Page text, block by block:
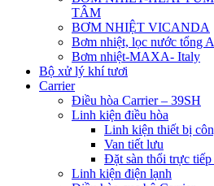
TÂM
BƠM NHIỆT VICANDA
Bơm nhiệt, lọc nước tổng
Bơm nhiệt-MAXA- Italy
Bộ xử lý khí tươi
Carrier
Điều hòa Carrier – 39SH
Linh kiện điều hòa
Linh kiện thiết bị
Van tiết lưu
Đặt sàn thổi trực tiếp
Linh kiện điện lạnh